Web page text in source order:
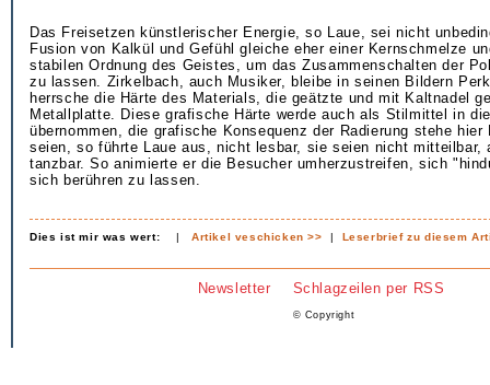
Das Freisetzen künstlerischer Energie, so Laue, sei nicht
Fusion von Kalkül und Gefühl gleiche eher einer Kernschmelze
stabilen Ordnung des Geistes, um das Zusammenschalten der
zu lassen. Zirkelbach, auch Musiker, bleibe in seinen Bildern
herrsche die Härte des Materials, die geätzte und mit Kaltnadel
Metallplatte. Diese grafische Härte werde auch als Stilmittel in
übernommen, die grafische Konsequenz der Radierung stehe hier
seien, so führte Laue aus, nicht lesbar, sie seien nicht mitteilbar,
tanzbar. So animierte er die Besucher umherzustreifen, sich
sich berühren zu lassen.
Dies ist mir was wert: |Artikel veschicken >> | Leserbrief zu diesem
Newsletter Schlagzeilen per RSS
© Copyright